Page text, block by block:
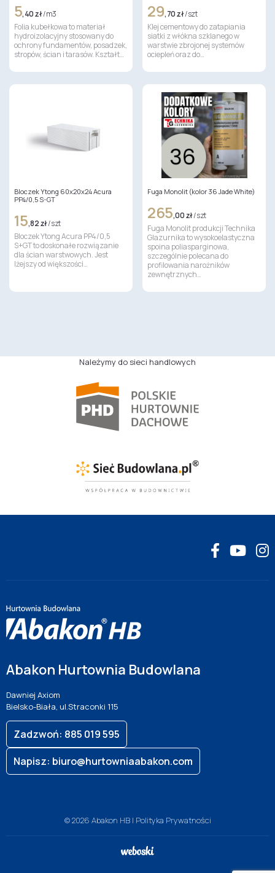
5,40 zł/ m3
Folia kubełkowa to materiał
hydroizolacyjny stosowany do
ochrony fundamentów, posadzek,
stropów, ścian i tarasów. Kształt…
29,70 zł/ szt
Klej cementowy do zatapiania
siatki z włókna szklanego w
warstwie zbrojonej systemów
ociepleń oraz do…
Bloczek Ytong 60x20x24 Acura
PP4/0,5 S-GT
15,82 zł/ szt
Bloczek Ytong Acura PP4/0,5
S+GT to doskonałe rozwiązanie
dla ścian warstwowych. Jest
lżejszy od większości…
Fuga Monolit (kolor 36 Jade White)
265,00 zł/ szt
Fuga Monolit produkcji Technika
Glazurnika to wysokoelastyczna
spoina poliasparginowa,
szczególnie polecana do
profilowania narożników
zewnętrznych…
Należymy do sieci handlowych
Abakon Hurtownia Budowlana
Dawniej Axiom
Bielsko-Biała, ul.Straconki 115
Zadzwoń: 885 019 595
Napisz: biuro@hurtowniaabakon.com
© 2026 Abakon HB | Polityka Prywatności